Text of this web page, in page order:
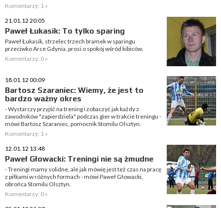
Komentarzy: 1 »
21.01.12 20:05
Paweł Łukasik: To tylko sparing
Paweł Łukasik, strzelec trzech bramek w sparingu
przeciwko Arce Gdynia, prosi o spokój wśród kibiców.
Komentarzy: 0 »
18.01.12 00:09
Bartosz Szaraniec: Wiemy, że jest to
bardzo ważny okres
- Wystarczy przyjść na trening i zobaczyć jak każdy z
zawodników "zapierdziela" podczas gier w trakcie treningu -
mówi Bartosz Szaraniec, pomocnik Stomilu Olsztyn.
Komentarzy: 1 »
12.01.12 13:48
Paweł Głowacki: Treningi nie są żmudne
- Treningi mamy solidne, ale jak mówię jest też czas na pracę
z piłkami w różnych formach - mówi Paweł Głowacki,
obrońca Stomilu Olsztyn.
Komentarzy: 0 »